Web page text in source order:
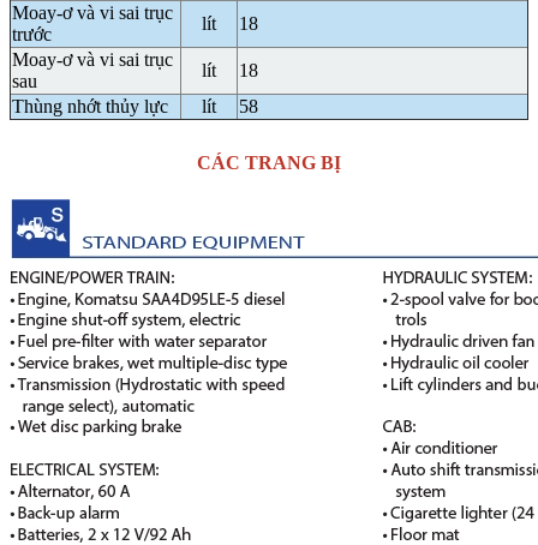
Moay-ơ và vi sai trục
trước
lít
18
Moay-ơ và vi sai trục
sau
lít
18
Thùng nhớt thủy lực
lít 58
CÁC TRANG BỊ